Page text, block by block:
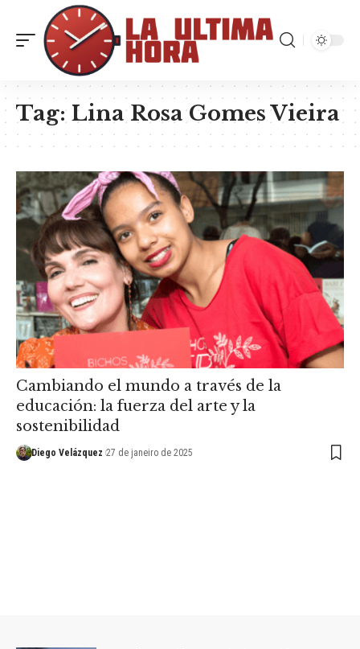
Tag:Lina Rosa Gomes Vieira
Cambiando el mundo a través de la
educación: la fuerza del arte y la
sostenibilidad
Diego Velázquez 27 de janeiro de 2025